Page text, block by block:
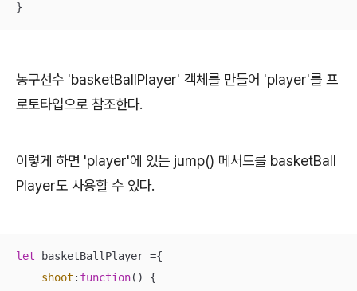
}
농구선수 'basketBallPlayer' 객체를 만들어 'player'를 프
로토타입으로 참조한다.
이렇게 하면 'player'에 있는 jump() 메서드를 basketBall
Player도 사용할 수 있다.
let basketBallPlayer ={
shoot : function( ) {